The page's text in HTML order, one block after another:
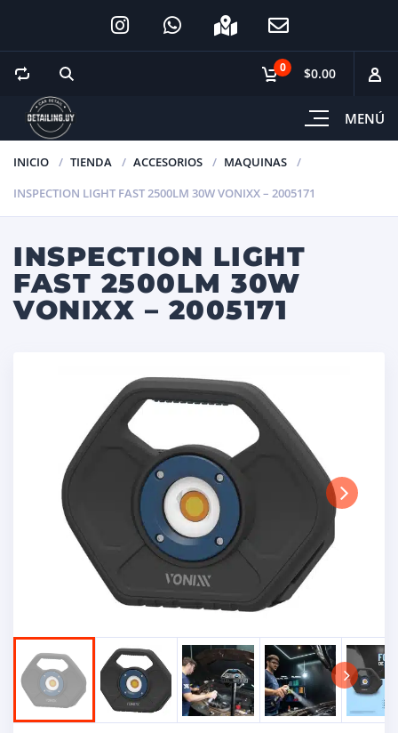
MENÚ
0 $0.00
INICIO TIENDA ACCESORIOS
MAQUINAS
INSPECTION LIGHT FAST 2500LM 30W VONIXX – 2005171
INSPECTION LIGHT
FAST 2500LM 30W
VONIXX – 2005171
Next
Next